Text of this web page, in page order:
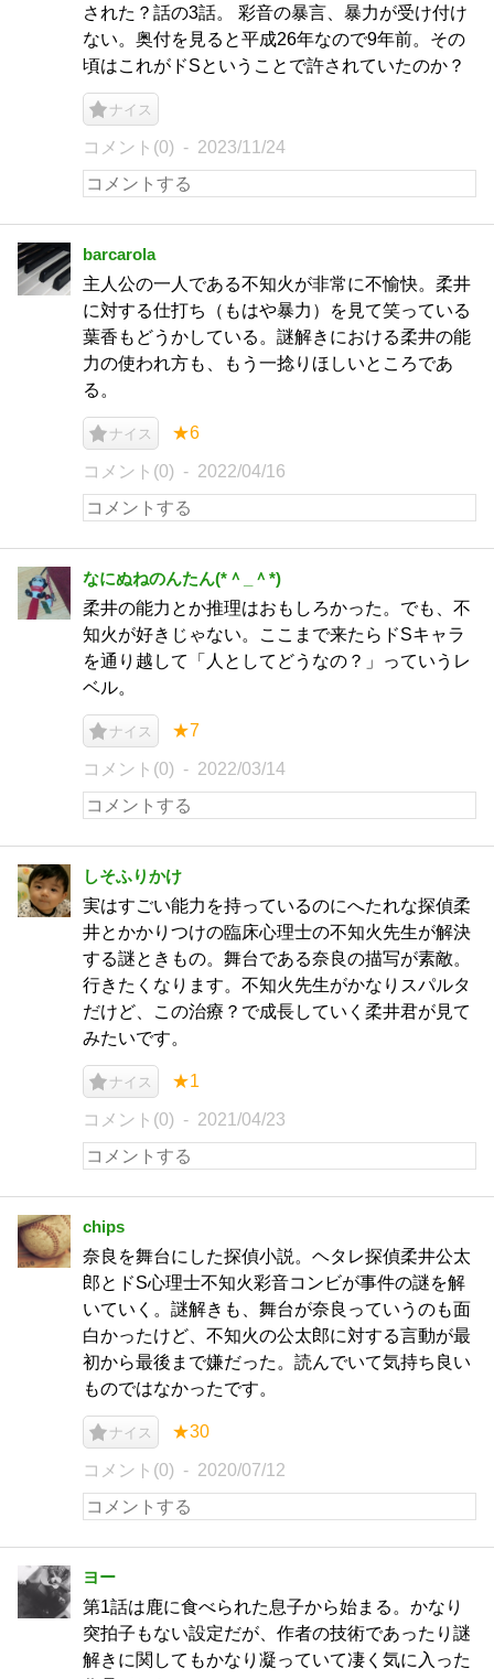
された？話の3話。 彩音の暴言、暴力が受け付け
ない。奥付を見ると平成26年なので9年前。その
頃はこれがドSということで許されていたのか？
ナイス
コメント(0) 2023/11/24
barcarola
主人公の一人である不知火が非常に不愉快。柔井
に対する仕打ち（もはや暴力）を見て笑っている
葉香もどうかしている。謎解きにおける柔井の能
力の使われ方も、もう一捻りほしいところであ
る。
ナイス ★6
コメント(0) 2022/04/16
なにぬねのんたん(*＾_＾*)
柔井の能力とか推理はおもしろかった。でも、不
知火が好きじゃない。ここまで来たらドSキャラ
を通り越して「人としてどうなの？」っていうレ
ベル。
ナイス ★7
コメント(0) 2022/03/14
しそふりかけ
実はすごい能力を持っているのにへたれな探偵柔
井とかかりつけの臨床心理士の不知火先生が解決
する謎ときもの。舞台である奈良の描写が素敵。
行きたくなります。不知火先生がかなりスパルタ
だけど、この治療？で成長していく柔井君が見て
みたいです。
ナイス ★1
コメント(0) 2021/04/23
chips
奈良を舞台にした探偵小説。ヘタレ探偵柔井公太
郎とドS心理士不知火彩音コンビが事件の謎を解
いていく。謎解きも、舞台が奈良っていうのも面
白かったけど、不知火の公太郎に対する言動が最
初から最後まで嫌だった。読んでいて気持ち良い
ものではなかったです。
ナイス ★30
コメント(0) 2020/07/12
ヨー
第1話は鹿に食べられた息子から始まる。かなり
突拍子もない設定だが、作者の技術であったり謎
解きに関してもかなり凝っていて凄く気に入った